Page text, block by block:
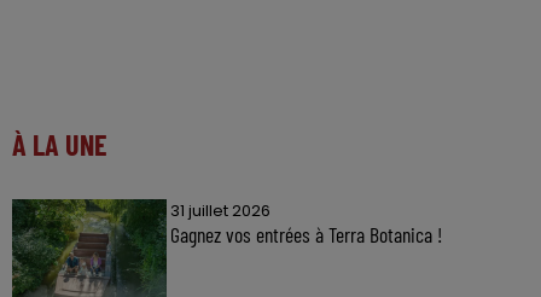
À LA UNE
31 juillet 2026
Gagnez vos entrées à Terra Botanica !